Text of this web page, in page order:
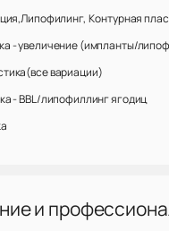
Контурная
- увеличение (импланты/
вариации)
- BBL/липофиллинг ягодиц
и